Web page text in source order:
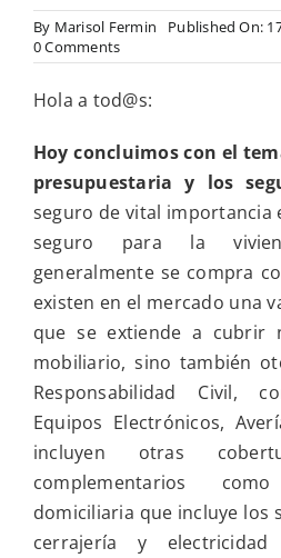
By Marisol Fermin
Published On:
0 Commentson
Final
la
presupuestaria
y
los
seguros
familiares
y
en
la
reflexión
personal
de
esta
semana:
las
Cartas
Navidad
son
mensajes
de
Esperanza
Hola a tod@s:
Hoy concluimos con el
presupuestaria y los
seguro de vital importancia
seguro para la
generalmente se compra
existen en el mercado una
que se extiende a cubrir
mobiliario, sino también
Responsabilidad Civil,
Equipos Electrónicos,
incluyen otras
complementarios
domiciliaria que incluye los
cerrajería y